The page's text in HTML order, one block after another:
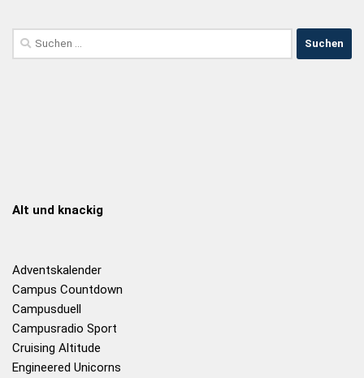
Alt und knackig
Adventskalender
Campus Countdown
Campusduell
Campusradio Sport
Cruising Altitude
Engineered Unicorns